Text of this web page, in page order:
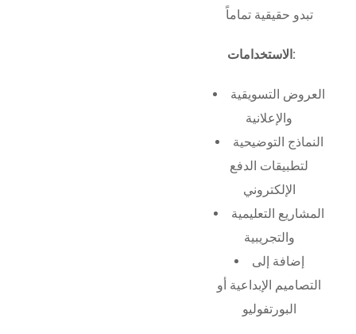
تبدو حقيقية تماماً
الاستخدامات:
العروض التسويقية
والإعلانية
النماذج التوضيحية
لتطبيقات الدفع
الإلكتروني
المشاريع التعليمية
والتجريبية
إضافة إلى
التصاميم الإبداعية أو
البورتفوليو